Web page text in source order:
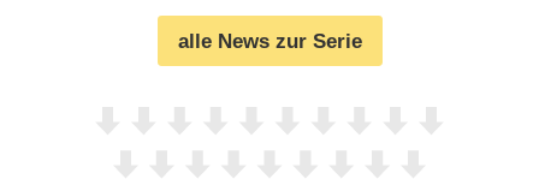
alle News zur Serie